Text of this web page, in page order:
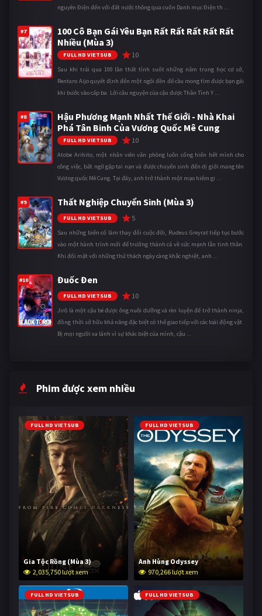
nguyên Điện đến với đất nước thông qua cuốn Danh mục Điện th ...
#7
100 Cô Bạn Gái Yêu Bạn Rất Rất Rất Rất Rất
Nhiều (Mùa 3)
FULL HD VIETSUB 10
Sau khi trải qua 100 lần thất tình suốt những năm trung học cơ sở,
Rentaro Aijo quyết định đến một ngôi đền để cầu mong tìm được bạn gái
khi bước vào cấp ba. Lời cầu nguyện của cậu được Thần Tình Y ...
#8
Hậu Phương Mạnh Nhất Thế Giới - Nhà Khai
Phá Tân Binh Của Vương Quốc Mê Cung
FULL HD VIETSUB 10
Atobe Arihito, một nhân viên văn phòng luôn cống hiến hết mình cho
công việc, bất ngờ gặp tai nạn và được chuyển sinh đến dị giới mang tên
Vương quốc Mê Cung. Tại đây, anh trở thành một mạo hiểm gi ...
#9 Thất Nghiệp Chuyển Sinh (Mùa 3)
FULL HD VIETSUB 5
Sau những biến cố làm thay đổi cuộc đời, Rudeus Greyrat tiếp tục bước
vào một hành trình mới để trưởng thành cả về sức mạnh lẫn tinh thần.
Khi đối mặt với những thử thách ngày càng khắc nghiệt, anh ...
#10 Đuốc Đen
FULL HD VIETSUB 10
Jirô là một cậu bé được ông nuôi dưỡng và rèn luyện để trở thành ninja,
đồng thời sở hữu khả năng đặc biệt có thể giao tiếp với các loài động vật.
Bị mọi người xa lánh vì sự khác biệt của mình, cậu ...
Phim được xem nhiều
FULL HD VIETSUB
Gia Tộc Rồng (Mùa 3)
2,035,750 lượt xem
FULL HD VIETSUB
Anh Hùng Odyssey
970,266 lượt xem
FULL HD VIETSUB FULL HD VIETSUB